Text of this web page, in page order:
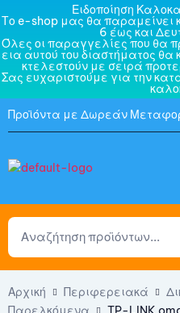
Ειδοποίηση
Το e-shop μας θα παραμείνει
6 έως και
Όλες οι παραγγελίες που θα
εια αυτού του διαστήματος
κτελεστούν με σειρά
Σας ευχαριστούμε για την
Προϊόντα με Δωρεάν
Αρχική Περιφερειακά